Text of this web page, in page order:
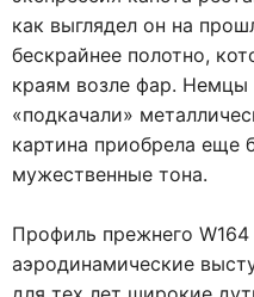
как выглядел он на
бескрайнее полотно,
краям возле фар. Немцы
«подкачали»
картина приобрела еще
мужественные тона.
Профиль прежнего
аэродинамические